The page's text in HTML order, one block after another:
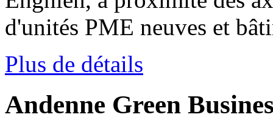
d'unités PME neuves et
Plus de détails
Andenne Green